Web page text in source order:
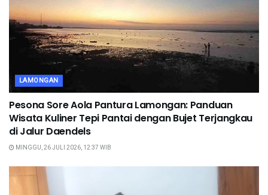
LAMONGAN
Pesona Sore Aola Pantura Lamongan: Panduan
Wisata Kuliner Tepi Pantai dengan Bujet Terjangkau
di Jalur Daendels
MINGGU, 26 JULI 2026, 12:37 WIB